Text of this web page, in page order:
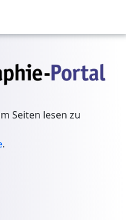
Seiten lesen zu
.